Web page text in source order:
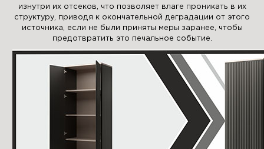
изнутри их отсеков, что позволяет влаге проникать в их
структуру, приводя к окончательной деградации от этого
источника, если не были приняты меры заранее, чтобы
предотвратить это печальное событие.